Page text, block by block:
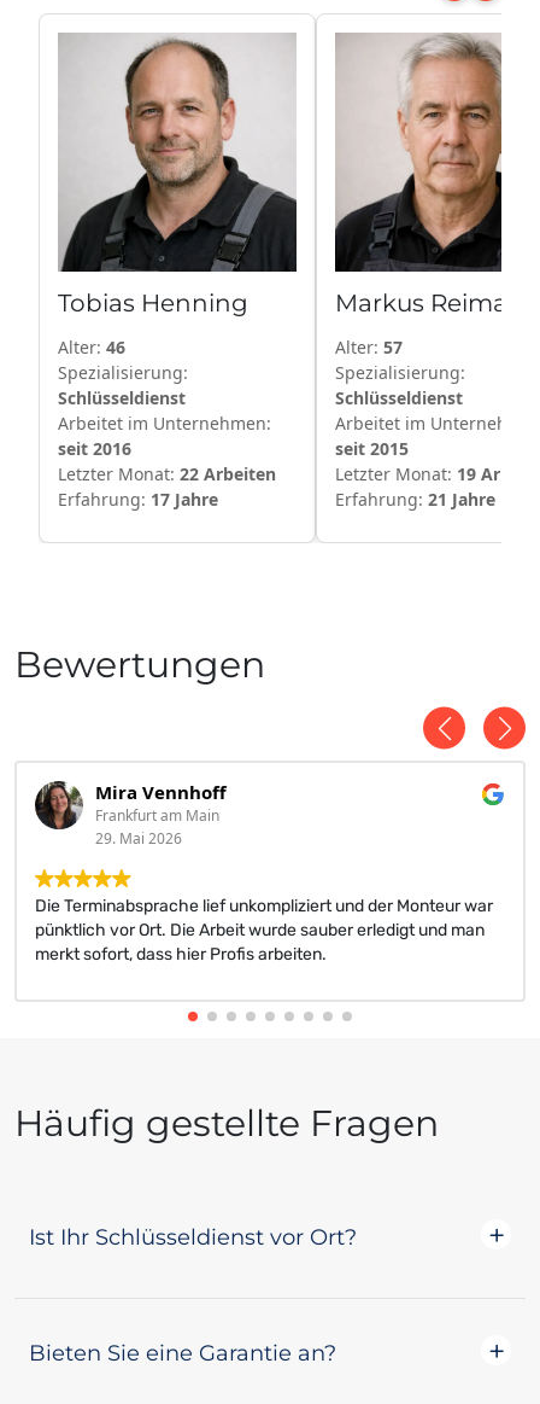
Tobias Henning
Alter: 46
Spezialisierung:
Schlüsseldienst
Arbeitet im Unternehmen:
seit 2016
Letzter Monat: 22 Arbeiten
Erfahrung: 17 Jahre
Markus Reimann
Alter: 57
Spezialisierung:
Schlüsseldienst
Arbeitet im
seit 2015
Letzter Monat: 19
Erfahrung: 21 Jahre
Bewertungen
Mira Vennhoff
Frankfurt am Main
29. Mai 2026
Die Terminabsprache lief unkompliziert und der Monteur war
pünktlich vor Ort. Die Arbeit wurde sauber erledigt und man
merkt sofort, dass hier Profis arbeiten.
Häufig gestellte Fragen
Ist Ihr Schlüsseldienst vor Ort?
tatsächlich in dem Ort, den sie betreuen, oder
Bieten Sie eine Garantie an?